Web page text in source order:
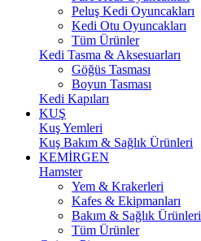
Peluş Kedi Oyuncakları
Kedi Otu Oyuncakları
Tüm Ürünler
Kedi Tasma & Aksesuarları
Göğüs Tasması
Boyun Tasması
Kedi Kapıları
KUŞ
Kuş Yemleri
Kuş Bakım & Sağlık Ürünleri
KEMİRGEN
Hamster
Yem & Krakerleri
Kafes & Ekipmanları
Bakım & Sağlık Ürünleri
Tüm Ürünler